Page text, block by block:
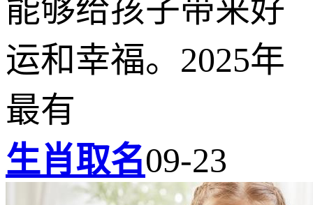
能够给孩子带来好
运和幸福。2025年
最有
生肖取名09-23